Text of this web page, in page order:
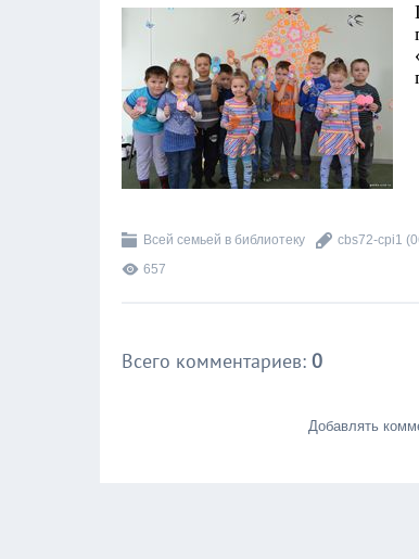
Всей семьей в библиотеку cbs72-cpi1
657
Всего комментариев: 0
Добавлять